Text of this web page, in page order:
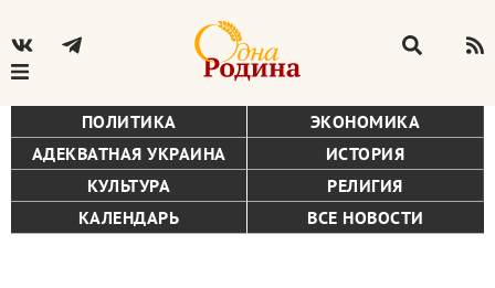
ПОЛИТИКА
ЭКОНОМИКА
АДЕКВАТНАЯ УКРАИНА
ИСТОРИЯ
КУЛЬТУРА
РЕЛИГИЯ
КАЛЕНДАРЬ
ВСЕ НОВОСТИ